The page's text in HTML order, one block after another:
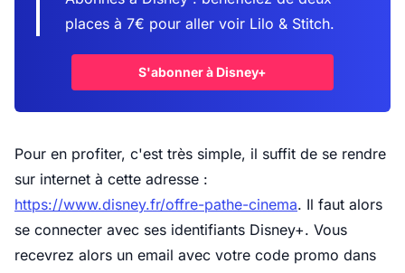
places à 7€ pour aller voir Lilo & Stitch.
S'abonner à Disney+
Pour en profiter, c'est très simple, il suffit de se rendre
sur internet à cette adresse :
https://www.disney.fr/offre-pathe-cinema. Il faut alors
se connecter avec ses identifiants Disney+. Vous
recevrez alors un email avec votre code promo dans